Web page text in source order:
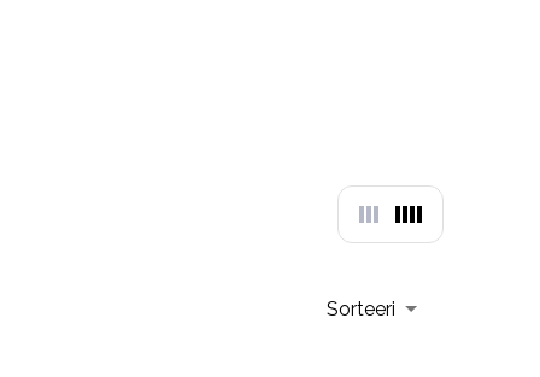
Sorteeri